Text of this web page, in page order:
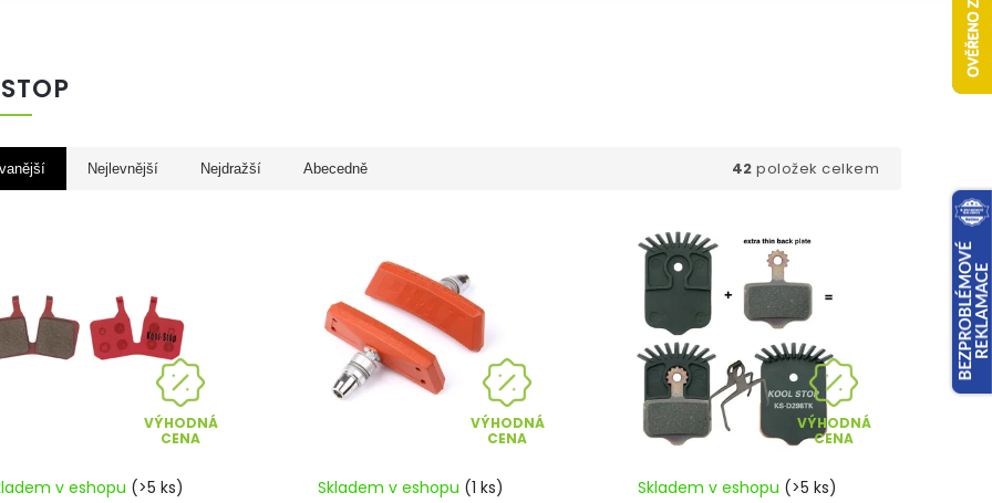
Nejlevnější Nejdražší Abecedně 42 položek celkem
VÝHODNÁ
CENA
v eshopu (>5 ks)
VÝHODNÁ
CENA
Skladem v eshopu (1 ks)
VÝHODNÁ
CENA
Skladem v eshopu (>5 ks)